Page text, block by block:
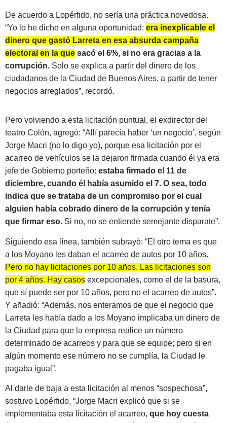
De acuerdo a Lopérfido, no sería una práctica novedosa.
“Yo lo he dicho en alguna oportunidad: era inexplicable el
dinero que gastó Larreta en esa absurda campaña
electoral en la que sacó el 6%, si no era gracias a la
corrupción. Solo se explica a partir del dinero de los
ciudadanos de la Ciudad de Buenos Aires, a partir de tener
negocios arreglados”, recordó.
Pero volviendo a esta licitación puntual, el exdirector del
teatro Colón, agregó: “Allí parecía haber ‘un negocio’, según
Jorge Macri (no lo digo yo), porque esa licitación por el
acarreo de vehículos se la dejaron firmada cuando él ya era
jefe de Gobierno porteño: estaba firmado el 11 de
diciembre, cuando él había asumido el 7. O sea, todo
indica que se trataba de un compromiso por el cual
alguien había cobrado dinero de la corrupción y tenía
que firmar eso. Si no, no se entiende semejante disparate”.
Siguiendo esa línea, también subrayó: “El otro tema es que
a los Moyano les daban el acarreo de autos por 10 años.
Pero no hay licitaciones por 10 años. Las licitaciones son
por 4 años. Hay casos excepcionales, como el de la basura,
que sí puede ser por 10 años, pero no el acarreo de autos”.
Y añadió: “Además, nos enteramos de que el negocio que
Larreta les había dado a los Moyano implicaba un dinero de
la Ciudad para que la empresa realice un número
determinado de acarreos y para que se equipe; pero si en
algún momento ese número no se cumplía, la Ciudad le
pagaba igual”.
Al darle de baja a esta licitación al menos “sospechosa”,
sostuvo Lopérfido, “Jorge Macri explicó que si se
implementaba esta licitación el acarreo, que hoy cuesta